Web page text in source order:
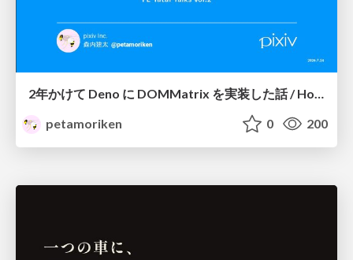
2年かけて Deno に DOMMatrix を実装した話 / How I implemented DOMMatrix in Deno over two years
petamoriken
0 200